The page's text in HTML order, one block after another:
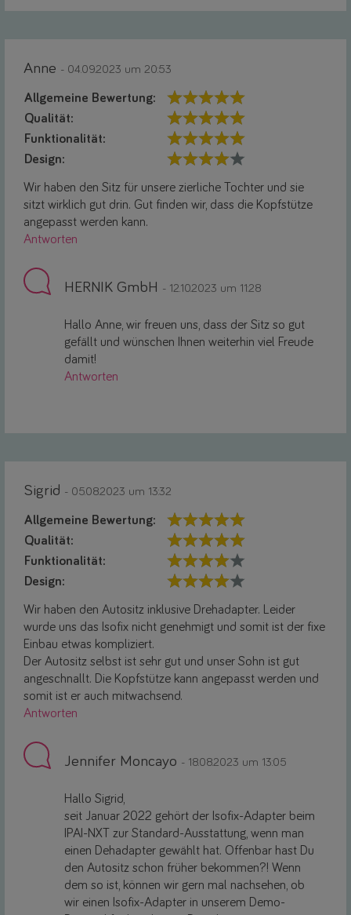
Anne - 04.09.2023 um 20:53
Allgemeine Bewertung:
Qualität:
Funktionalität:
Design:
Wir haben den Sitz für unsere zierliche Tochter und sie
sitzt wirklich gut drin. Gut finden wir, dass die Kopfstütze
angepasst werden kann.
Antworten
HERNIK GmbH - 12.10.2023 um 11:28
Hallo Anne, wir freuen uns, dass der Sitz so gut
gefällt und wünschen Ihnen weiterhin viel Freude
damit!
Antworten
Sigrid - 05.08.2023 um 13:32
Allgemeine Bewertung:
Qualität:
Funktionalität:
Design:
Wir haben den Autositz inklusive Drehadapter. Leider
wurde uns das Isofix nicht genehmigt und somit ist der fixe
Einbau etwas kompliziert.
Der Autositz selbst ist sehr gut und unser Sohn ist gut
angeschnallt. Die Kopfstütze kann angepasst werden und
somit ist er auch mitwachsend.
Antworten
Jennifer Moncayo - 18.08.2023 um 13:05
Hallo Sigrid,
seit Januar 2022 gehört der Isofix-Adapter beim
IPAI-NXT zur Standard-Ausstattung, wenn man
einen Dehadapter gewählt hat. Offenbar hast Du
den Autositz schon früher bekommen?! Wenn
dem so ist, können wir gern mal nachsehen, ob
wir einen Isofix-Adapter in unserem Demo-